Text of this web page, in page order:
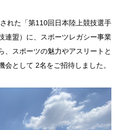
れた「第110回日本陸上競技選手
連盟）に、スポーツレガシー事業
、スポーツの魅力やアスリートと
として 2名をご招待しました。